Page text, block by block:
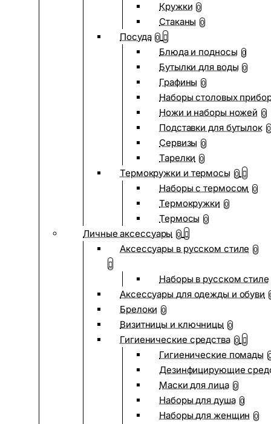
Кружки 0
Стаканы 0
Посуда 0
Блюда и подносы 0
Бутылки для воды 0
Графины 0
Наборы столовых
Ножи и наборы ножей 0
Подставки для бутылок 0
Сервизы 0
Тарелки 0
Термокружки и термосы 0
Наборы с термосом 0
Термокружки 0
Термосы 0
Личные аксессуары 0
Аксессуары в русском стиле 0
Наборы в русском стиле
Аксессуары для одежды и обуви
Брелоки 0
Визитницы и ключницы 0
Гигиенические средства 0
Гигиенические помады
Дезинфицирующие
Маски для лица 0
Наборы для душа 0
Наборы для женщин 0